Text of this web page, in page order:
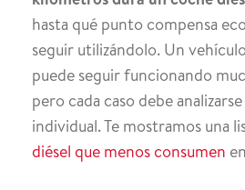
hasta qué punto compensa
seguir utilizándolo. Un
puede seguir funcionando
pero cada caso debe
individual. Te mostramos una
diésel que menos consumen